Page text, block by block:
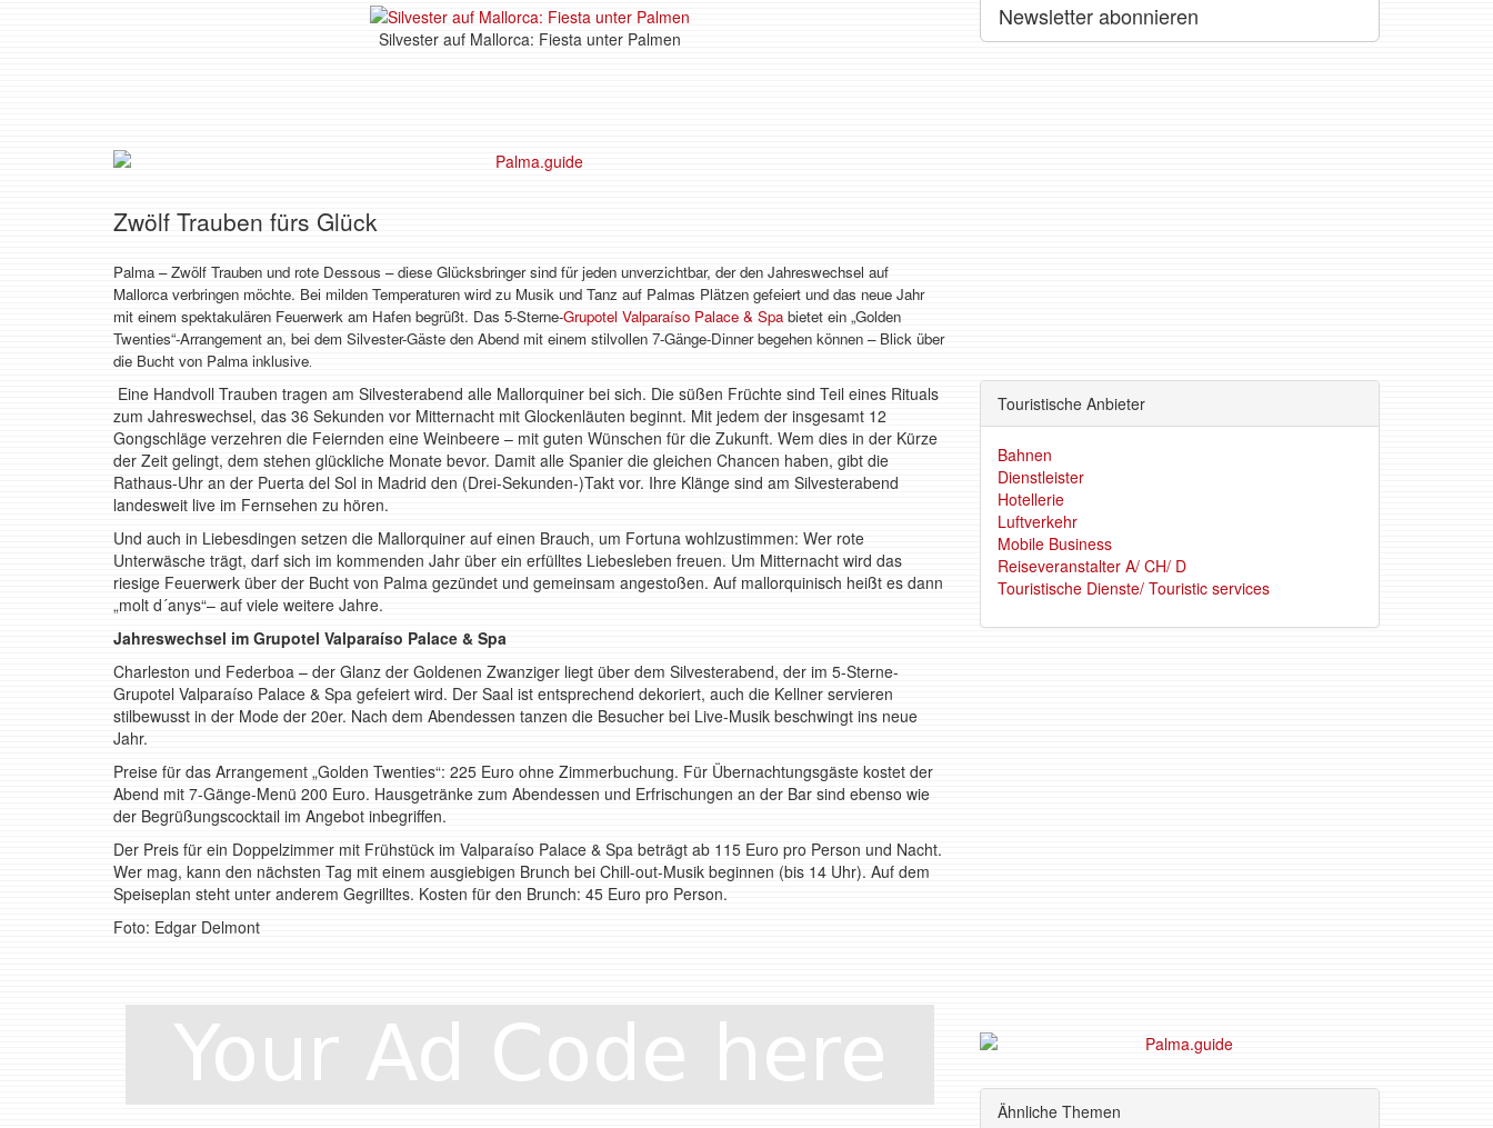
Silvester auf Mallorca: Fiesta unter Palmen
Zwölf Trauben fürs Glück
Palma – Zwölf Trauben und rote Dessous – diese Glücksbringer sind für jeden unverzichtbar, der den Jahreswechsel auf
Mallorca verbringen möchte. Bei milden Temperaturen wird zu Musik und Tanz auf Palmas Plätzen gefeiert und das neue Jahr
mit einem spektakulären Feuerwerk am Hafen begrüßt. Das 5-Sterne-Grupotel Valparaíso Palace & Spabietet ein „Golden
Twenties“-Arrangement an, bei dem Silvester-Gäste den Abend mit einem stilvollen 7-Gänge-Dinner begehen können – Blick über
die Bucht von Palma inklusive.
Eine Handvoll Trauben tragen am Silvesterabend alle Mallorquiner bei sich. Die süßen Früchte sind Teil eines Rituals
zum Jahreswechsel, das 36 Sekunden vor Mitternacht mit Glockenläuten beginnt. Mit jedem der insgesamt 12
Gongschläge verzehren die Feiernden eine Weinbeere – mit guten Wünschen für die Zukunft. Wem dies in der Kürze
der Zeit gelingt, dem stehen glückliche Monate bevor. Damit alle Spanier die gleichen Chancen haben, gibt die
Rathaus-Uhr an der Puerta del Sol in Madrid den (Drei-Sekunden-)Takt vor. Ihre Klänge sind am Silvesterabend
landesweit live im Fernsehen zu hören.
Und auch in Liebesdingen setzen die Mallorquiner auf einen Brauch, um Fortuna wohlzustimmen: Wer rote
Unterwäsche trägt, darf sich im kommenden Jahr über ein erfülltes Liebesleben freuen. Um Mitternacht wird das
riesige Feuerwerk über der Bucht von Palma gezündet und gemeinsam angestoßen. Auf mallorquinisch heißt es dann
„molt d´anys“– auf viele weitere Jahre.
Jahreswechsel im Grupotel Valparaíso Palace & Spa
Charleston und Federboa – der Glanz der Goldenen Zwanziger liegt über dem Silvesterabend, der im 5-Sterne-
Grupotel Valparaíso Palace & Spa gefeiert wird. Der Saal ist entsprechend dekoriert, auch die Kellner servieren
stilbewusst in der Mode der 20er. Nach dem Abendessen tanzen die Besucher bei Live-Musik beschwingt ins neue
Jahr.
Preise für das Arrangement „Golden Twenties“: 225 Euro ohne Zimmerbuchung. Für Übernachtungsgäste kostet der
Abend mit 7-Gänge-Menü 200 Euro. Hausgetränke zum Abendessen und Erfrischungen an der Bar sind ebenso wie
der Begrüßungscocktail im Angebot inbegriffen.
Der Preis für ein Doppelzimmer mit Frühstück im Valparaíso Palace & Spa beträgt ab 115 Euro pro Person und Nacht.
Wer mag, kann den nächsten Tag mit einem ausgiebigen Brunch bei Chill-out-Musik beginnen (bis 14 Uhr). Auf dem
Speiseplan steht unter anderem Gegrilltes. Kosten für den Brunch: 45 Euro pro Person.
Foto: Edgar Delmont
Newsletter abonnieren
Touristische Anbieter
Bahnen
Dienstleister
Hotellerie
Luftverkehr
Mobile Business
Reiseveranstalter A/ CH/ D
Touristische Dienste/ Touristic services
Ähnliche Themen